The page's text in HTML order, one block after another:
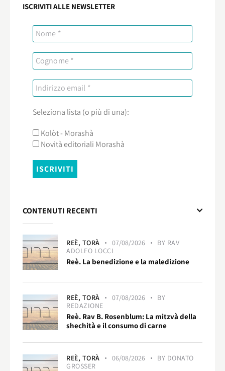
ISCRIVITI ALLE NEWSLETTER
Seleziona lista (o più di una):
Kolòt - Morashà
Novità editoriali Morashà
CONTENUTI RECENTI
REÈ, TORÀ 07/08/2026 BY RAV
ADOLFO LOCCI
Reè. La benedizione e la maledizione
REÈ, TORÀ 07/08/2026
BY
REDAZIONE
Reè. Rav B. Rosenblum: La mitzvà della
shechità e il consumo di carne
REÈ, TORÀ 06/08/2026 BY DONATO
GROSSER